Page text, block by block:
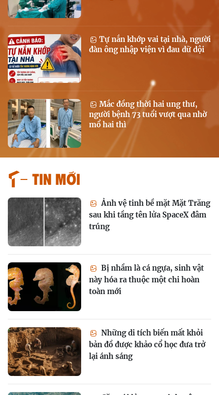
Tự nắn khớp vai tại nhà, người
đàn ông nhập viện vì đau dữ dội
Mắc đồng thời hai ung thư,
người bệnh 73 tuổi vượt qua nhờ
mổ hai thì
Tin mới
Ảnh vệ tinh bề mặt Mặt Trăng
sau khi tầng tên lửa SpaceX đâm
trúng
Bị nhầm là cá ngựa, sinh vật
này hóa ra thuộc một chi hoàn
toàn mới
Những di tích biến mất khỏi
bản đồ được khảo cổ học đưa trở
lại ánh sáng